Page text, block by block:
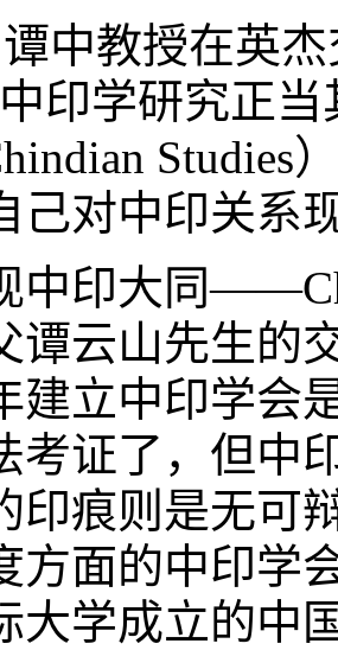
中教授在英
印学研究正当
Studies
己对中印关系
中印大同
谭云山先生的
建立中印学会
考证了，但中
印痕则是无可
方面的中印学
大学成立的中